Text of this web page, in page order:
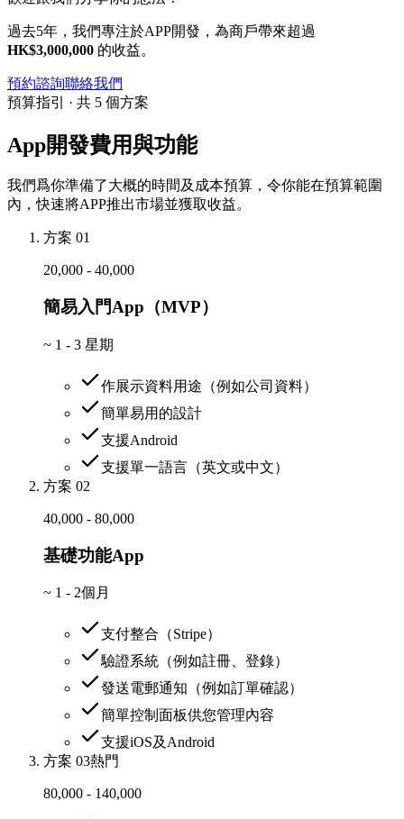
過去5年，我們專注於APP開發，為商戶帶來超過
HK$3,000,000 的收益。
預約諮詢聯絡我們
預算指引 · 共 5 個方案
App開發費用與功能
我們爲你準備了大概的時間及成本預算，令你能在預算範圍
內，快速將APP推出市場並獲取收益。
方案 01
20,000 - 40,000
簡易入門App（MVP）
~ 1 - 3 星期
作展示資料用途（例如公司資料）
簡單易用的設計
支援Android
支援單一語言（英文或中文）
方案 02
40,000 - 80,000
基礎功能App
~ 1 - 2個月
支付整合（Stripe）
驗證系統（例如註冊、登錄）
發送電郵通知（例如訂單確認）
簡單控制面板供您管理內容
支援iOS及Android
方案 03熱門
80,000 - 140,000